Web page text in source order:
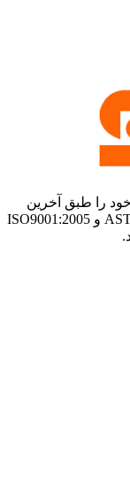
را طبق آخرین
روش‌ها، مطابق با استانداردهای بین المللی ASTM و ISO9001:2005